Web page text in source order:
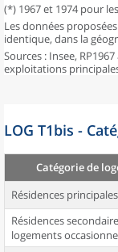
(*) 1967 et 1974 pour
Les données
identique, dans la
Sources : Insee,
exploitations
LOG T1bis -
Catégorie de
Résidences principales
Résidences
logements